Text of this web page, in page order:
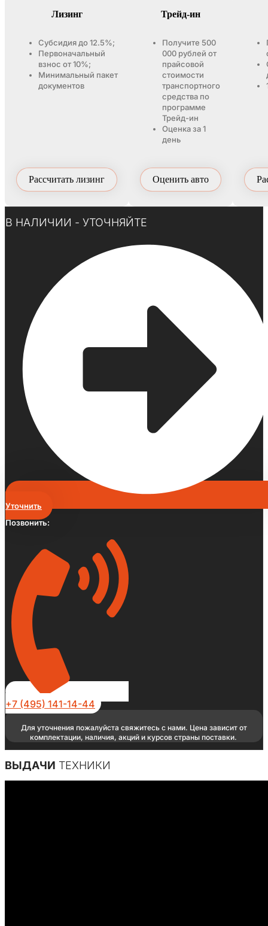
Лизинг
Субсидия до 12.5%;
Первоначальный
взнос от 10%;
Минимальный пакет
документов
Рассчитать лизинг
Трейд-ин
Получите 500
000 рублей от
прайсовой
стоимости
транспортного
средства по
программе
Трейд-ин
Оценка за 1
день
Оценить авто
В НАЛИЧИИ - УТОЧНЯЙТЕ
Уточнить
Позвонить:
+7 (495) 141-14-44
Для уточнения пожалуйста свяжитесь с нами. Цена зависит от
комплектации, наличия, акций и курсов страны поставки.
ВЫДАЧИ ТЕХНИКИ